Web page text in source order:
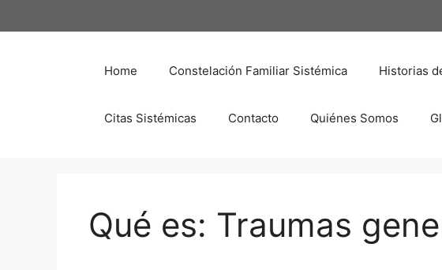
al
Home Constelación Familiar Sistémica Historias
Citas Sistémicas Contacto Quiénes Somos
Qué es: Traumas